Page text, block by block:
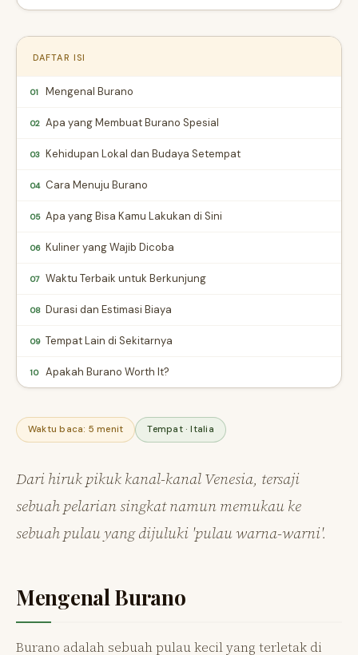
DAFTAR ISI
01 Mengenal Burano
02 Apa yang Membuat Burano Spesial
03 Kehidupan Lokal dan Budaya Setempat
04 Cara Menuju Burano
05 Apa yang Bisa Kamu Lakukan di Sini
06 Kuliner yang Wajib Dicoba
07 Waktu Terbaik untuk Berkunjung
08 Durasi dan Estimasi Biaya
09 Tempat Lain di Sekitarnya
10 Apakah Burano Worth It?
Waktu baca: 5 menit Tempat · Italia
Dari hiruk pikuk kanal-kanal Venesia, tersaji
sebuah pelarian singkat namun memukau ke
sebuah pulau yang dijuluki 'pulau warna-warni'.
Mengenal Burano
Burano adalah sebuah pulau kecil yang terletak di